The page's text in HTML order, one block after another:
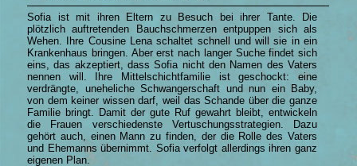
Sofia ist mit ihren Eltern zu Besuch bei ihrer Tante. Die
plötzlich auftretenden Bauchschmerzen entpuppen sich als
Wehen. Ihre Cousine Lena schaltet schnell und will sie in ein
Krankenhaus bringen. Aber erst nach langer Suche findet sich
eins, das akzeptiert, dass Sofia nicht den Namen des Vaters
nennen will. Ihre Mittelschichtfamilie ist geschockt: eine
verdrängte, uneheliche Schwangerschaft und nun ein Baby,
von dem keiner wissen darf, weil das Schande über die ganze
Familie bringt. Damit der gute Ruf gewahrt bleibt, entwickeln
die Frauen verschiedenste Vertuschungsstrategien. Dazu
gehört auch, einen Mann zu finden, der die Rolle des Vaters
und Ehemanns übernimmt. Sofia verfolgt allerdings ihren ganz
eigenen Plan.